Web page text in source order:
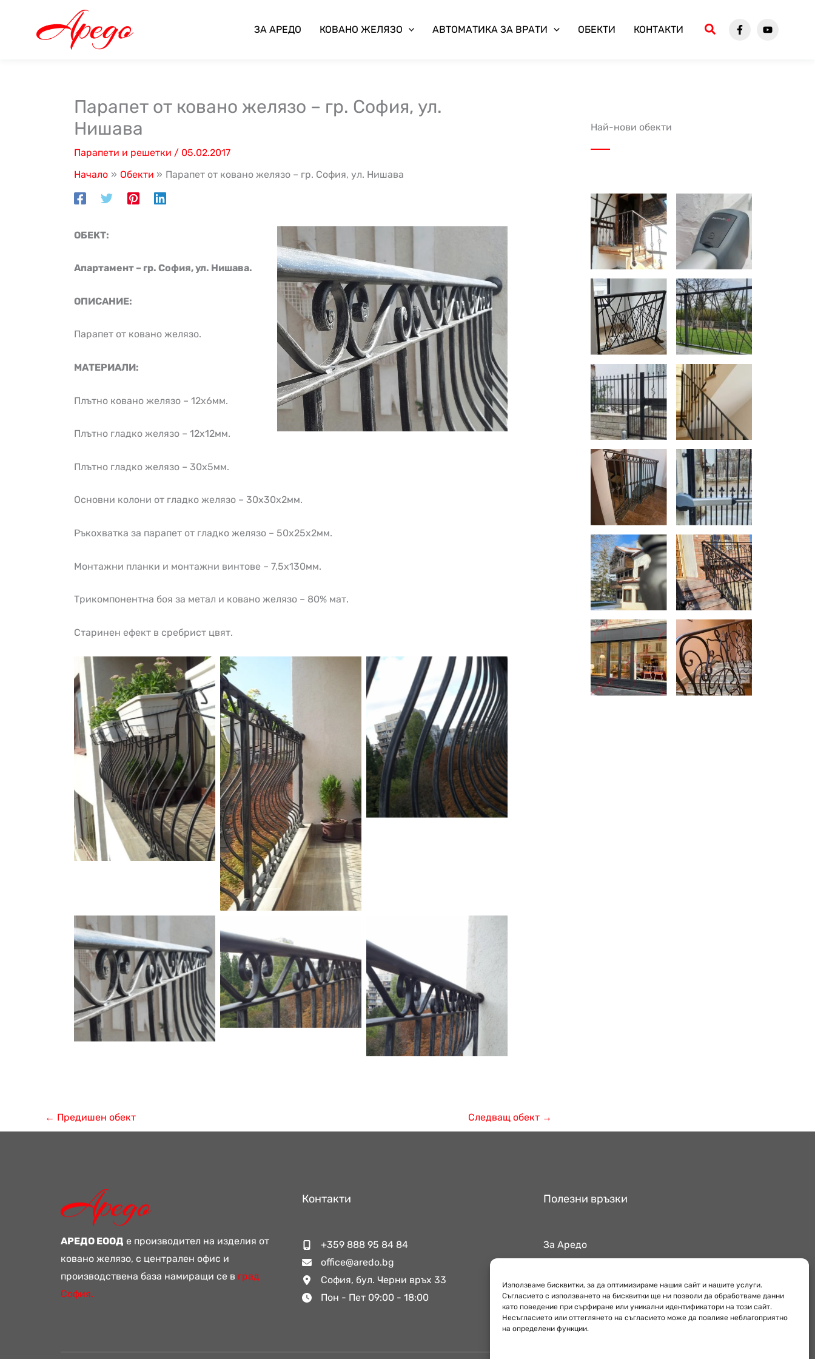
Използваме бисквитки, за да оптимизираме нашия сайт и нашите услуги.
Съгласието с използването на бисквитки ще ни позволи да обработваме данни
като поведение при сърфиране или уникални идентификатори на този сайт.
Несъгласието или оттеглянето на съгласието може да повлияе неблагоприятно
на определени функции.
ЗА АРЕДО КОВАНО ЖЕЛЯЗО АВТОМАТИКА ЗА ВРАТИ ОБЕКТИ КОНТАКТИ
Парапет от ковано желязо – гр. София, ул.
Нишава
Парапети и решетки / 05.02.2017
Начало
Обекти Парапет от ковано желязо – гр. София, ул. Нишава
ОБЕКТ:
Апартамент – гр. София, ул. Нишава.
ОПИСАНИЕ:
Парапет от ковано желязо.
МАТЕРИАЛИ:
Плътно ковано желязо – 12х6мм.
Плътно гладко желязо – 12х12мм.
Плътно гладко желязо – 30х5мм.
Основни колони от гладко желязо – 30х30х2мм.
Ръкохватка за парапет от гладко желязо – 50х25х2мм.
Монтажни планки и монтажни винтове – 7,5х130мм.
Трикомпонентна боя за метал и ковано желязо – 80% мат.
Старинен ефект в сребрист цвят.
← Предишен обект Следващ обект →
Най-нови обекти
АРЕДО ЕООД е производител на изделия от
ковано желязо, с централен офис и
производствена база намиращи се в град
София.
Контакти
+359 888 95 84 84
office@aredo.bg
София, бул. Черни връх 33
Пон - Пет 09:00 - 18:00
Полезни връзки
За Аредо
Обекти